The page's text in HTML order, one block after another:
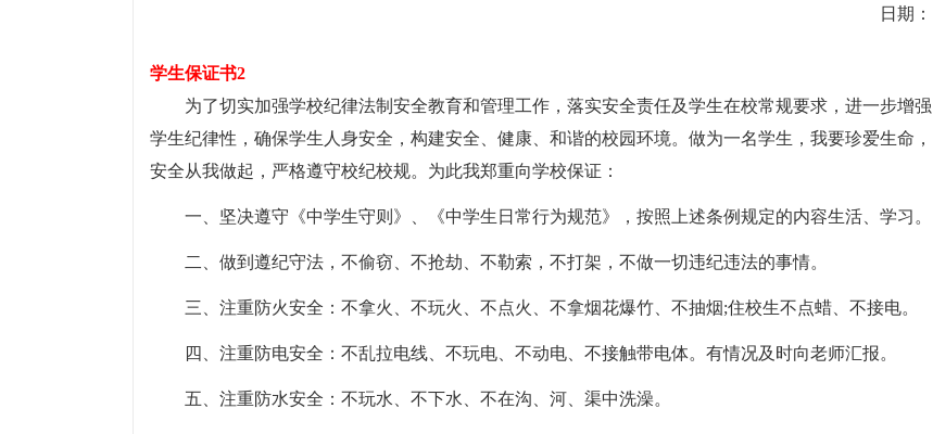
日期：
学生保证书2
为了切实加强学校纪律法制安全教育和管理工作，落实安全责任及学生在校常规要求，进一步增强
学生纪律性，确保学生人身安全，构建安全、健康、和谐的校园环境。做为一名学生，我要珍爱生命，
安全从我做起，严格遵守校纪校规。为此我郑重向学校保证：
一、坚决遵守《中学生守则》、《中学生日常行为规范》，按照上述条例规定的内容生活、学习。
二、做到遵纪守法，不偷窃、不抢劫、不勒索，不打架，不做一切违纪违法的事情。
三、注重防火安全：不拿火、不玩火、不点火、不拿烟花爆竹、不抽烟;住校生不点蜡、不接电。
四、注重防电安全：不乱拉电线、不玩电、不动电、不接触带电体。有情况及时向老师汇报。
五、注重防水安全：不玩水、不下水、不在沟、河、渠中洗澡。